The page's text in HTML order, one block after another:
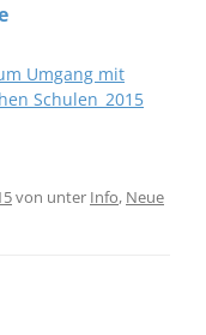
Umgang mit
Schulen_2015
von unter Info, Neue